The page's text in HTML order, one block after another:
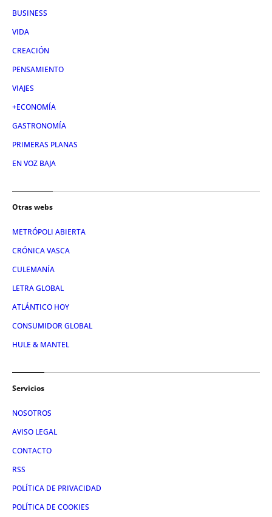
BUSINESS
VIDA
CREACIÓN
PENSAMIENTO
VIAJES
+ECONOMÍA
GASTRONOMÍA
PRIMERAS PLANAS
EN VOZ BAJA
Otras webs
METRÓPOLI ABIERTA
CRÓNICA VASCA
CULEMANÍA
LETRA GLOBAL
ATLÁNTICO HOY
CONSUMIDOR GLOBAL
HULE & MANTEL
Servicios
NOSOTROS
AVISO LEGAL
CONTACTO
RSS
POLÍTICA DE PRIVACIDAD
POLÍTICA DE COOKIES